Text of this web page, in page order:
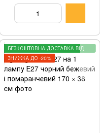
БЕЗКОШТОВНА ДОСТАВКА ВІД 2000 ГРН
ЗНИЖКА ДО -20%